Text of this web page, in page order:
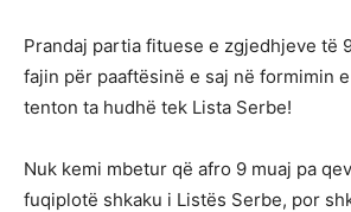
Prandaj partia fituese e zgjedhjeve të
fajin për paaftësinë e saj në formimin
tenton ta hudhë tek Lista Serbe!
Nuk kemi mbetur që afro 9 muaj pa
fuqiplotë shkaku i Listës Serbe, por